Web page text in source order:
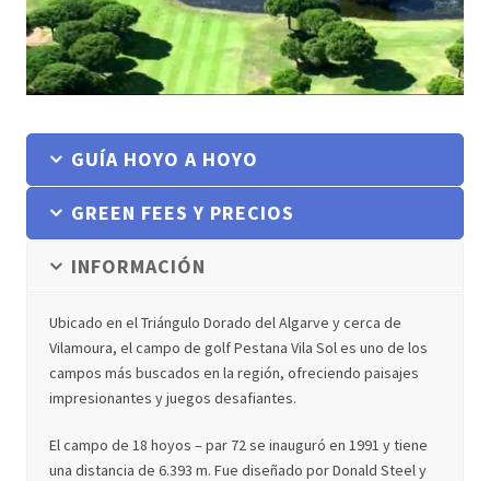
GUÍA HOYO A HOYO
GREEN FEES Y PRECIOS
INFORMACIÓN
Ubicado en el Triángulo Dorado del Algarve y cerca de
Vilamoura, el campo de golf Pestana Vila Sol es uno de los
campos más buscados en la región, ofreciendo paisajes
impresionantes y juegos desafiantes.
El campo de 18 hoyos – par 72 se inauguró en 1991 y tiene
una distancia de 6.393 m. Fue diseñado por Donald Steel y